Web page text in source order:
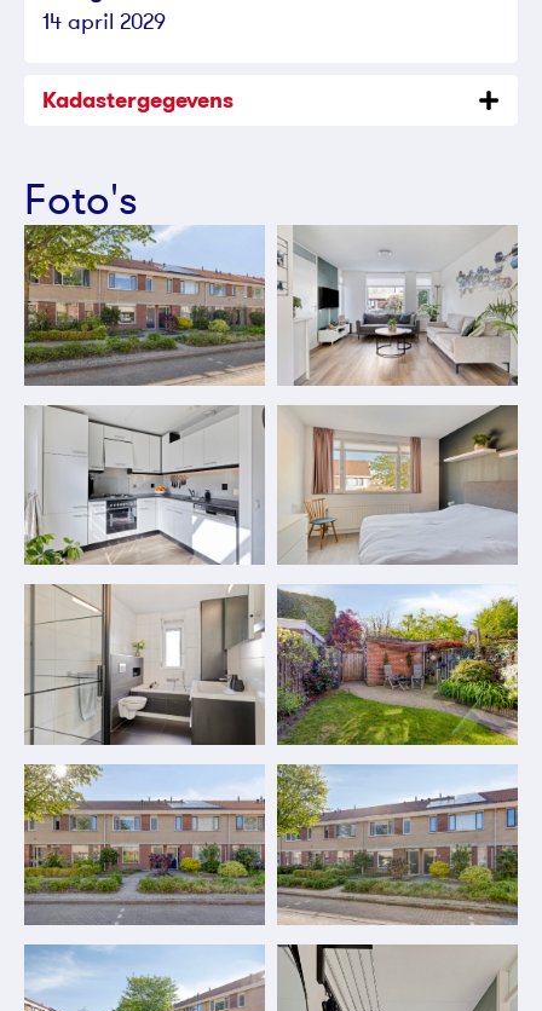
14 april 2029
Kadastergegevens
Foto's